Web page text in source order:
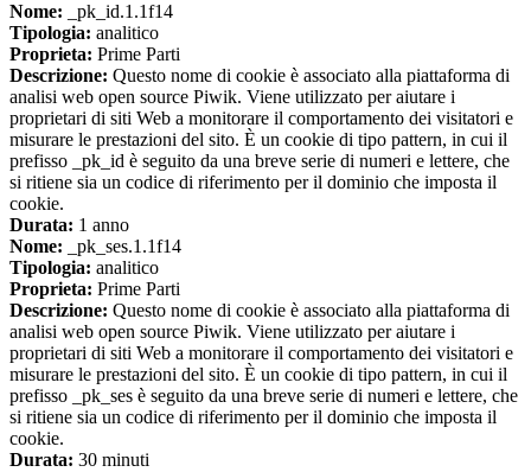
Nome: _pk_id.1.1f14
Tipologia: analitico
Proprieta: Prime Parti
Descrizione: Questo nome di cookie è associato alla piattaforma di
analisi web open source Piwik. Viene utilizzato per aiutare i
proprietari di siti Web a monitorare il comportamento dei visitatori e
misurare le prestazioni del sito. È un cookie di tipo pattern, in cui il
prefisso _pk_id è seguito da una breve serie di numeri e lettere, che
si ritiene sia un codice di riferimento per il dominio che imposta il
cookie.
Durata: 1 anno
Nome: _pk_ses.1.1f14
Tipologia: analitico
Proprieta: Prime Parti
Descrizione: Questo nome di cookie è associato alla piattaforma di
analisi web open source Piwik. Viene utilizzato per aiutare i
proprietari di siti Web a monitorare il comportamento dei visitatori e
misurare le prestazioni del sito. È un cookie di tipo pattern, in cui il
prefisso _pk_ses è seguito da una breve serie di numeri e lettere, che
si ritiene sia un codice di riferimento per il dominio che imposta il
cookie.
Durata: 30 minuti